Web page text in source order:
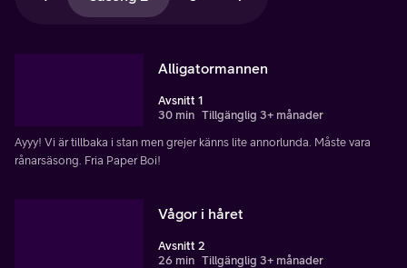
Alligatormannen
Avsnitt 1
30 min Tillgänglig 3+ månader
Ayyy! Vi är tillbaka i stan men grejer känns lite annorlunda. Måste vara
rånarsäsong. Fria Paper Boi!
Vågor i håret
Avsnitt 2
26 min Tillgänglig 3+ månader